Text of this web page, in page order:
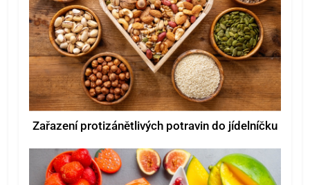
Zařazení protizánětlivých potravin do jídelníčku